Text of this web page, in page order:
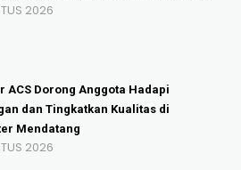
2026
ACS Dorong Anggota Hadapi
dan Tingkatkan Kualitas di
Mendatang
2026